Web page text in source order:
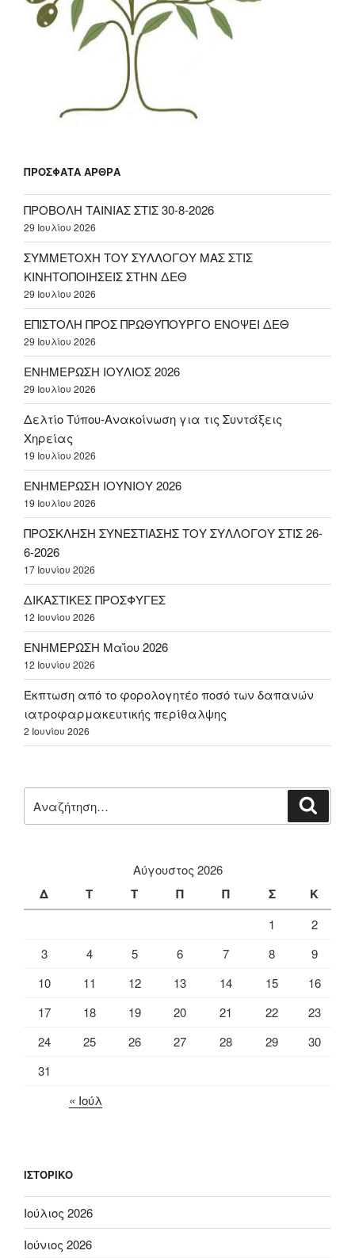
ΠΡΌΣΦΑΤΑ ΆΡΘΡΑ
ΠΡΟΒΟΛΗ ΤΑΙΝΙΑΣ ΣΤΙΣ 30-8-2026
29 Ιουλίου 2026
ΣΥΜΜΕΤΟΧΗ ΤΟΥ ΣΥΛΛΟΓΟΥ ΜΑΣ ΣΤΙΣ
ΚΙΝΗΤΟΠΟΙΗΣΕΙΣ ΣΤΗΝ ΔΕΘ
29 Ιουλίου 2026
ΕΠΙΣΤΟΛΗ ΠΡΟΣ ΠΡΩΘΥΠΟΥΡΓΟ ΕΝΟΨΕΙ ΔΕΘ
29 Ιουλίου 2026
ΕΝΗΜΕΡΩΣΗ ΙΟΥΛΙΟΣ 2026
29 Ιουλίου 2026
Δελτίο Τύπου-Ανακοίνωση για τις Συντάξεις
Χηρείας
19 Ιουλίου 2026
ΕΝΗΜΕΡΩΣΗ ΙΟΥΝΙΟΥ 2026
19 Ιουλίου 2026
ΠΡΟΣΚΛΗΣΗ ΣΥΝΕΣΤΙΑΣΗΣ ΤΟΥ ΣΥΛΛΟΓΟΥ ΣΤΙΣ 26-
6-2026
17 Ιουνίου 2026
ΔΙΚΑΣΤΙΚΕΣ ΠΡΟΣΦΥΓΕΣ
12 Ιουνίου 2026
ΕΝΗΜΕΡΩΣΗ Μαΐου 2026
12 Ιουνίου 2026
Έκπτωση από το φορολογητέο ποσό των δαπανών
ιατροφαρμακευτικής περίθαλψης
2 Ιουνίου 2026
για:
Αύγουστος 2026
Δ Τ Τ Π Π Σ Κ
1
2
3
4 5 6 7 8
9
10
11 12 13 14 15
16
17
18 19 20 21 22
23
24
25 26 27 28 29
30
31
« Ιούλ
ΙΣΤΟΡΙΚΌ
Ιούλιος 2026
Ιούνιος 2026